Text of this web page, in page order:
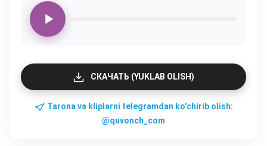
СКАЧАТЬ (YUKLAB OLISH)
Tarona va kliplarni telegramdan ko'chirib olish:
@quvonch_com